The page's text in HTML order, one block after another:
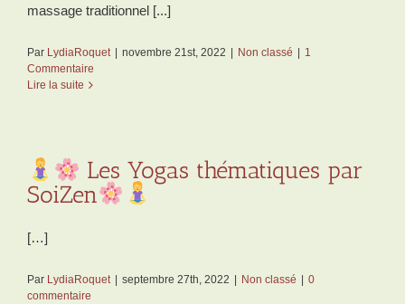
massage traditionnel [...]
Par LydiaRoquet novembre 21st, 2022 Non classé
1
Commentaire
Lire la suite
Les Yogas thématiques par
SoiZen
[…]
Par LydiaRoquet | septembre 27th, 2022 | Non classé | 0
commentaire